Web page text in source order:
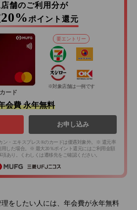
舗のご利用分が
ポイント還元
ード
要エントリー
※対象店舗は一例です
会費 永年無料
お申し込み
ン・エキスプレス®のカードは優遇対象外。※ 還元率
用した場合。※ 最大20％ポイント還元にはご利用金額
あり。くわしくは遷移先をご確認ください。
をしたい人には、年会費が永年無料